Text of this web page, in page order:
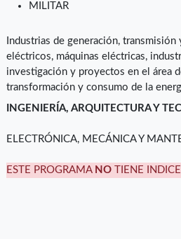
MILITAR
Industrias de generación,
eléctricos, máquinas eléctricas,
investigación y proyectos en el área
transformación y consumo de la
INGENIERÍA, ARQUITECTURA Y
ELECTRÓNICA, MECÁNICA Y
ESTE PROGRAMA NO TIENE